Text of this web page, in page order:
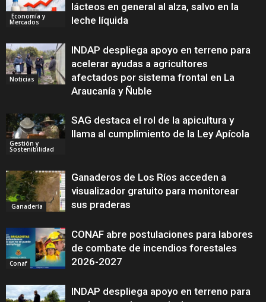
Economía y
Mercados
lácteos en general al alza, salvo en la
leche líquida
Noticias
INDAP despliega apoyo en terreno para
acelerar ayudas a agricultores
afectados por sistema frontal en La
Araucanía y Ñuble
Gestión y
Sostenibilidad
SAG destaca el rol de la apicultura y
llama al cumplimiento de la Ley Apícola
Ganadería
Ganaderos de Los Ríos acceden a
visualizador gratuito para monitorear
sus praderas
Conaf
CONAF abre postulaciones para labores
de combate de incendios forestales
2026-2027
INDAP despliega apoyo en terreno para